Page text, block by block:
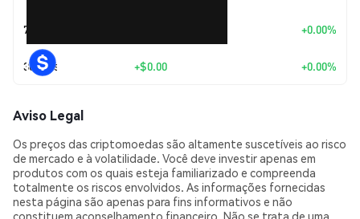
7 Dias +0.00%
30 Dias +$0.00 +0.00%
Aviso Legal
Os preços das criptomoedas são altamente suscetíveis ao risco
de mercado e à volatilidade. Você deve investir apenas em
produtos com os quais esteja familiarizado e compreenda
totalmente os riscos envolvidos. As informações fornecidas
nesta página são apenas para fins informativos e não
constituem aconselhamento financeiro. Não se trata de uma